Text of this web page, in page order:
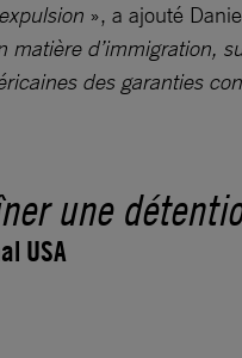
», a ajouté
d’immigration,
des garanties
une
USA